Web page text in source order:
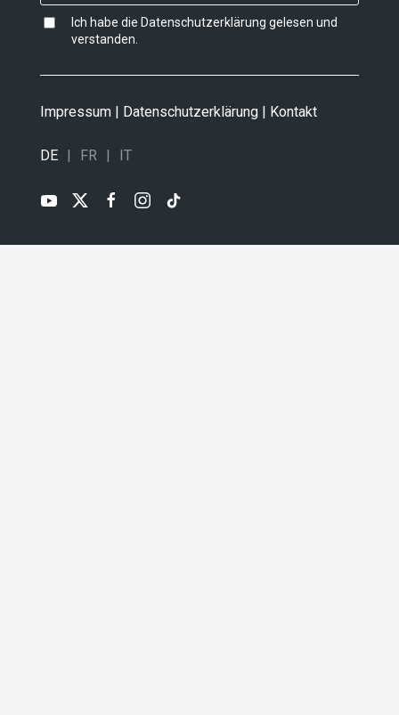
Ich habe die Datenschutzerklärung gelesen und
verstanden.
Impressum | Datenschutzerklärung | Kontakt
DE FR IT